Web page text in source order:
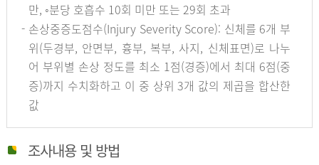
만, ◦분당 호흡수 10회 미만 또는 29회 초과
- 손상중증도점수(Injury Severity Score): 신체를 6개 부
위(두경부, 안면부, 흉부, 복부, 사지, 신체표면)로 나누
어 부위별 손상 정도를 최소 1점(경증)에서 최대 6점(중
증)까지 수치화하고 이 중 상위 3개 값의 제곱을 합산한
값
조사내용 및 방법